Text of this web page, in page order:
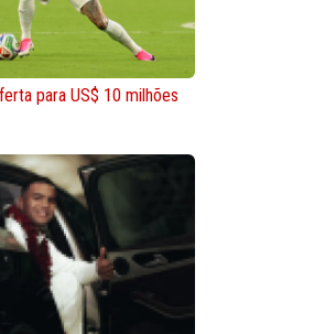
para US$ 10 milhões